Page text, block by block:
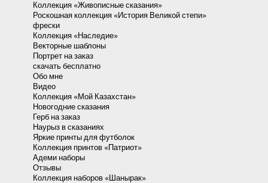
Коллекция «Живописные сказания»
Роскошная коллекция «История Великой степи»
фрески
Коллекция «Наследие»
Векторные шаблоны
Портрет на заказ
скачать бесплатно
Обо мне
Видео
Коллекция «Мой Казахстан»
Новогодние сказания
Герб на заказ
Наурыз в сказаниях
Яркие принты для футболок
Коллекция принтов «Патриот»
Адеми наборы
Отзывы
Коллекция наборов «Шанырак»